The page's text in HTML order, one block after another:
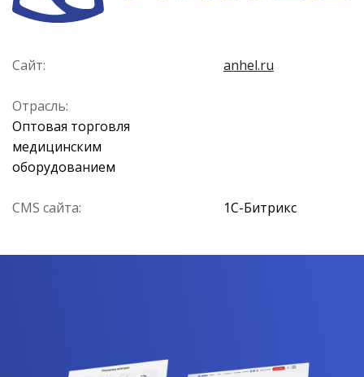
Сайт: anhel.ru
Отрасль:
Оптовая торговля
медицинским
оборудованием
CMS сайта: 1С-Битрикс